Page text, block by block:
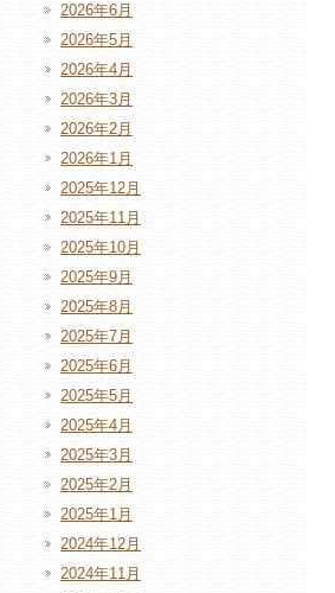
2026年6月
2026年5月
2026年4月
2026年3月
2026年2月
2026年1月
2025年12月
2025年11月
2025年10月
2025年9月
2025年8月
2025年7月
2025年6月
2025年5月
2025年4月
2025年3月
2025年2月
2025年1月
2024年12月
2024年11月